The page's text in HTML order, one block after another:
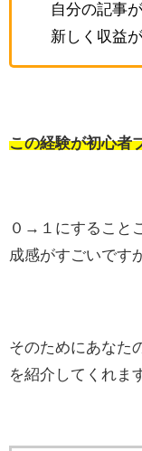
自分の記事
新しく収益
この経験が初心者
０→１にすること
成感がすごいです
そのためにあなた
を紹介してくれま